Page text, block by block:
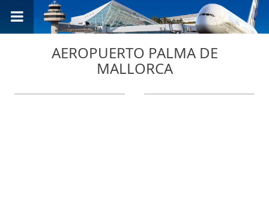
AEROPUERTO PALMA DE
MALLORCA